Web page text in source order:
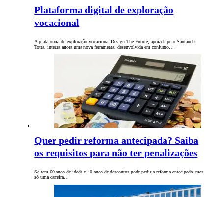
Plataforma digital de exploração
vocacional
A plataforma de exploração vocacional Design The Future, apoiada pelo Santander
Totta, integra agora uma nova ferramenta, desenvolvida em conjunto…
Quer pedir reforma antecipada? Saiba
os requisitos para não ter penalizações
Se tem 60 anos de idade e 40 anos de descontos pode pedir a reforma antecipada, mas
só uma carreira…